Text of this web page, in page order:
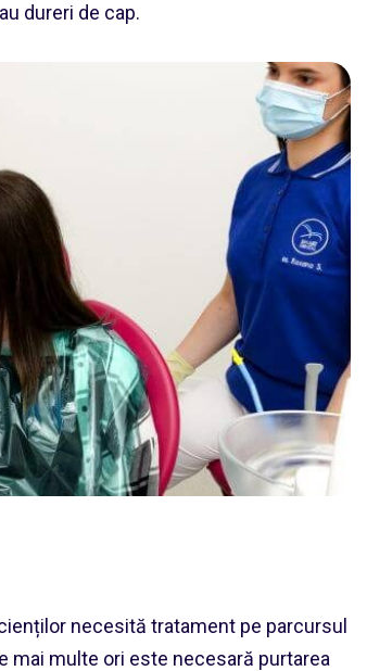
dureri de cap.
necesită tratament pe parcursul
mai multe ori este necesară purtarea